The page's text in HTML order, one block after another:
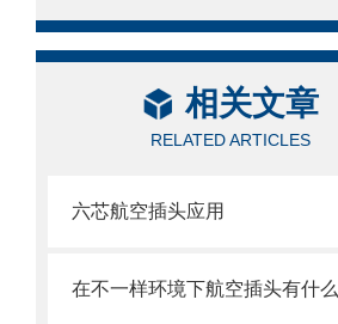
相关文章
RELATED ARTICLES
六芯航空插头应用